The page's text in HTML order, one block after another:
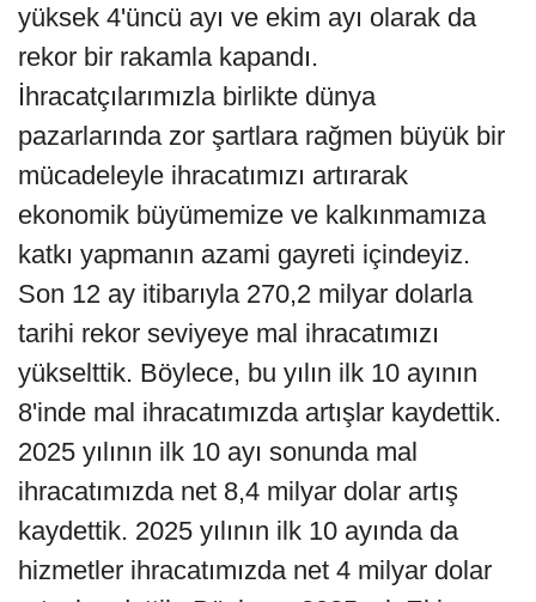
yüksek 4'üncü ayı ve ekim ayı olarak da
rekor bir rakamla kapandı.
İhracatçılarımızla birlikte dünya
pazarlarında zor şartlara rağmen büyük bir
mücadeleyle ihracatımızı artırarak
ekonomik büyümemize ve kalkınmamıza
katkı yapmanın azami gayreti içindeyiz.
Son 12 ay itibarıyla 270,2 milyar dolarla
tarihi rekor seviyeye mal ihracatımızı
yükselttik. Böylece, bu yılın ilk 10 ayının
8'inde mal ihracatımızda artışlar kaydettik.
2025 yılının ilk 10 ayı sonunda mal
ihracatımızda net 8,4 milyar dolar artış
kaydettik. 2025 yılının ilk 10 ayında da
hizmetler ihracatımızda net 4 milyar dolar